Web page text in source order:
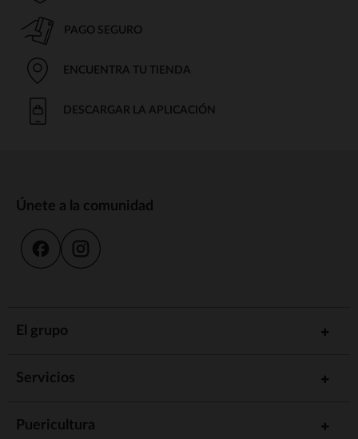
PAGO SEGURO
ENCUENTRA TU TIENDA
DESCARGAR LA APLICACIÓN
Únete a la comunidad
El grupo
Servicios
Puericultura